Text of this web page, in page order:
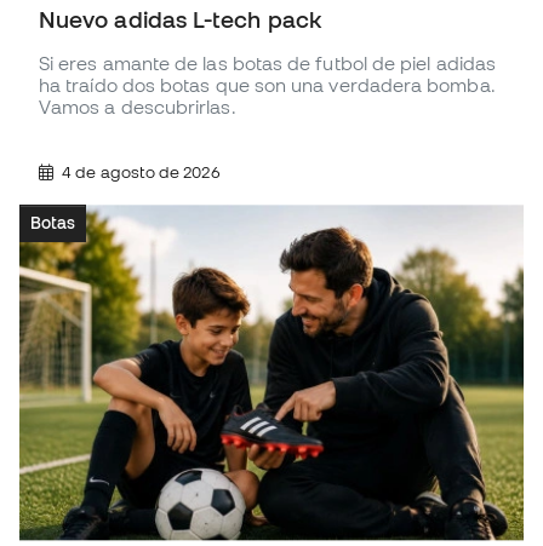
Nuevo adidas L-tech pack
Si eres amante de las botas de futbol de piel adidas
ha traído dos botas que son una verdadera bomba.
Vamos a descubrirlas.
4 de agosto de 2026
Botas